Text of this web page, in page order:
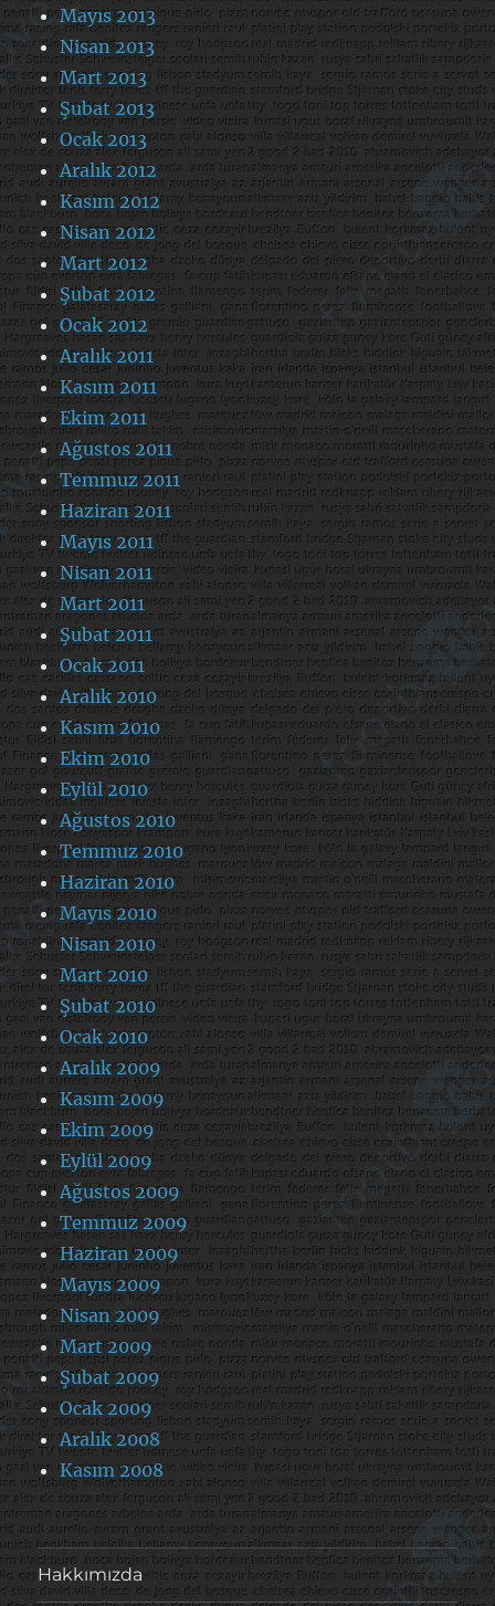
Mayıs 2013
Nisan 2013
Mart 2013
Şubat 2013
Ocak 2013
Aralık 2012
Kasım 2012
Nisan 2012
Mart 2012
Şubat 2012
Ocak 2012
Aralık 2011
Kasım 2011
Ekim 2011
Ağustos 2011
Temmuz 2011
Haziran 2011
Mayıs 2011
Nisan 2011
Mart 2011
Şubat 2011
Ocak 2011
Aralık 2010
Kasım 2010
Ekim 2010
Eylül 2010
Ağustos 2010
Temmuz 2010
Haziran 2010
Mayıs 2010
Nisan 2010
Mart 2010
Şubat 2010
Ocak 2010
Aralık 2009
Kasım 2009
Ekim 2009
Eylül 2009
Ağustos 2009
Temmuz 2009
Haziran 2009
Mayıs 2009
Nisan 2009
Mart 2009
Şubat 2009
Ocak 2009
Aralık 2008
Kasım 2008
Hakkımızda